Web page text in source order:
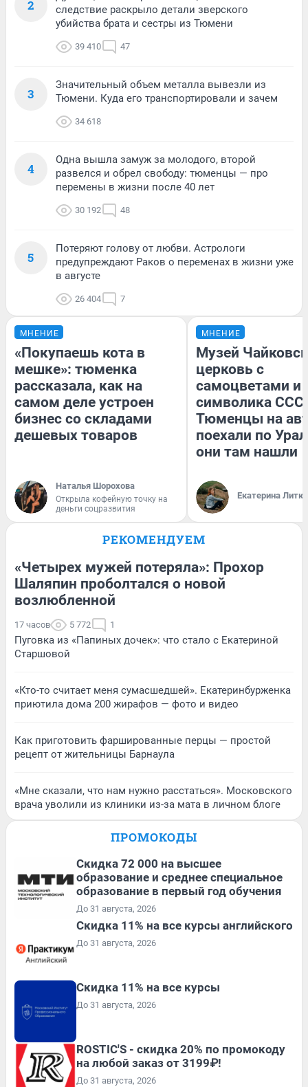
2
следствие раскрыло детали зверского
убийства брата и сестры из Тюмени
39 410 47
3
Значительный объем металла вывезли из
Тюмени. Куда его транспортировали и зачем
34 618
4
Одна вышла замуж за молодого, второй
развелся и обрел свободу: тюменцы — про
перемены в жизни после 40 лет
30 192 48
5
Потеряют голову от любви. Астрологи
предупреждают Раков о переменах в жизни уже
в августе
26 404 7
МНЕНИЕ
«Покупаешь кота в
мешке»: тюменка
рассказала, как на
самом деле устроен
бизнес со складами
дешевых товаров
Наталья Шорохова
Открыла кофейную точку на
деньги соцразвития
МНЕНИЕ
Музей
церковь с
самоцветами и
символика
Тюменцы на
поехали по
они там нашли
Екатерина
РЕКОМЕНДУЕМ
«Четырех мужей потеряла»: Прохор
Шаляпин проболтался о новой
возлюбленной
17 часов 5 772 1
Пуговка из «Папиных дочек»: что стало с Екатериной
Старшовой
«Кто-то считает меня сумасшедшей». Екатеринбурженка
приютила дома 200 жирафов — фото и видео
Как приготовить фаршированные перцы — простой
рецепт от жительницы Барнаула
«Мне сказали, что нам нужно расстаться». Московского
врача уволили из клиники из-за мата в личном блоге
ПРОМОКОДЫ
Скидка 72 000 на высшее
образование и среднее специальное
образование в первый год обучения
До 31 августа, 2026
Скидка 11% на все курсы английского
До 31 августа, 2026
Скидка 11% на все курсы
До 31 августа, 2026
ROSTIC'S - скидка 20% по промокоду
на любой заказ от 3199₽!
До 31 августа, 2026